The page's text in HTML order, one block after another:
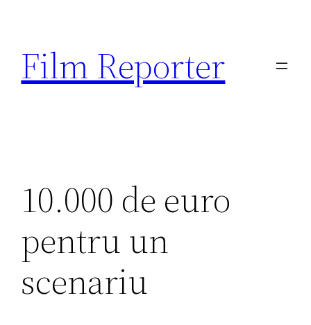
conținut
Film Reporter
10.000 de euro
pentru un
scenariu